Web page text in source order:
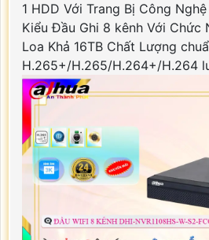
1 HDD Với Trang Bị Công
Kiểu Đầu Ghi 8 kênh Với Chức
Loa Khả 16TB Chất Lượng
H.265+/H.265/H.264+/H.264